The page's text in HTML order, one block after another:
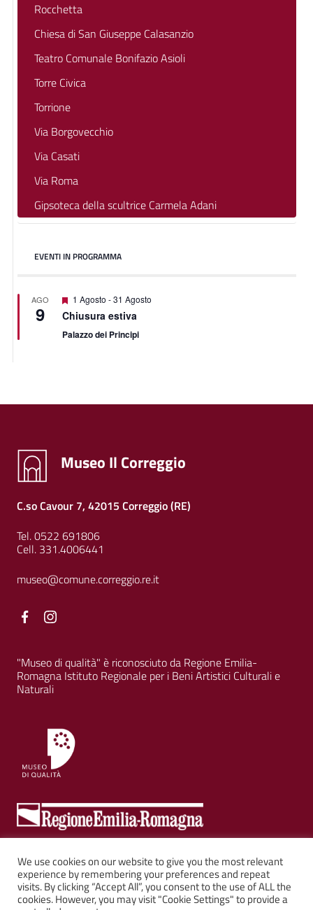
Rocchetta
Chiesa di San Giuseppe Calasanzio
Teatro Comunale Bonifazio Asioli
Torre Civica
Torrione
Via Borgovecchio
Via Casati
Via Roma
Gipsoteca della scultrice Carmela Adani
EVENTI IN PROGRAMMA
AGO
9
Segnalati
1 Agosto -31 Agosto
Chiusura estiva
Palazzo dei Principi
Museo Il Correggio
C.so Cavour 7, 42015 Correggio (RE)
Tel. 0522 691806
Cell. 331.4006441
museo@comune.correggio.re.it
Facebook
"Museo di qualità" è riconosciuto da Regione Emilia-
Romagna Istituto Regionale per i Beni Artistici Culturali e
Naturali
Realizzato con il contributo regionale ai sensi della L.R. 18/2000.
Sezione Link Utili
Privacy | Cookie policy | Note legali | Contatti |
We use cookies on our website to give you the most relevant
experience by remembering your preferences and repeat
visits. By clicking “Accept All”, you consent to the use of ALL the
cookies. However, you may visit "Cookie Settings" to provide a